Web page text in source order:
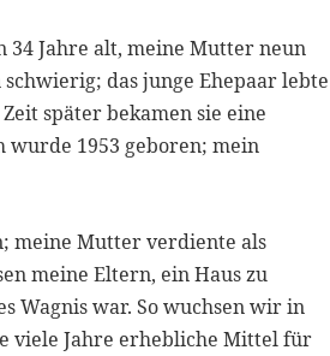
34 Jahre alt, meine Mutter neun
das junge Ehepaar lebte
später bekamen sie eine
wurde 1953 geboren; mein
meine Mutter verdiente als
meine Eltern, ein Haus zu
Wagnis war. So wuchsen wir in
viele Jahre erhebliche Mittel für